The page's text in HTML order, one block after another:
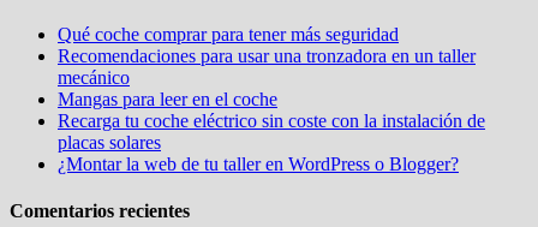
Qué coche comprar para tener más seguridad
Recomendaciones para usar una tronzadora en un taller
mecánico
Mangas para leer en el coche
Recarga tu coche eléctrico sin coste con la instalación de
placas solares
¿Montar la web de tu taller en WordPress o Blogger?
Comentarios recientes